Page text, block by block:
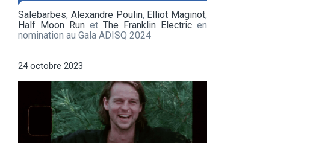
Salebarbes, Alexandre Poulin, Elliot Maginot,
Half Moon Run et The Franklin Electric en
nomination au Gala ADISQ 2024
24 octobre 2023